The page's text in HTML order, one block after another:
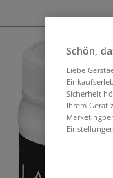
Schön,
Liebe
Sicherheit
Ihrem Gerät